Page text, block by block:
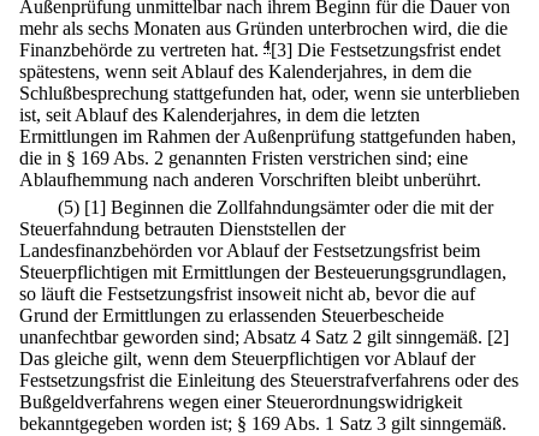
Außenprüfung unmittelbar nach ihrem Beginn für die Dauer von
mehr als sechs Monaten aus Gründen unterbrochen wird, die die
Finanzbehörde zu vertreten hat. 4[3] Die Festsetzungsfrist endet
spätestens, wenn seit Ablauf des Kalenderjahres, in dem die
Schlußbesprechung stattgefunden hat, oder, wenn sie unterblieben
ist, seit Ablauf des Kalenderjahres, in dem die letzten
Ermittlungen im Rahmen der Außenprüfung stattgefunden haben,
die in § 169 Abs. 2 genannten Fristen verstrichen sind; eine
Ablaufhemmung nach anderen Vorschriften bleibt unberührt.
(5) [1] Beginnen die Zollfahndungsämter oder die mit der
Steuerfahndung betrauten Dienststellen der
Landesfinanzbehörden vor Ablauf der Festsetzungsfrist beim
Steuerpflichtigen mit Ermittlungen der Besteuerungsgrundlagen,
so läuft die Festsetzungsfrist insoweit nicht ab, bevor die auf
Grund der Ermittlungen zu erlassenden Steuerbescheide
unanfechtbar geworden sind; Absatz 4 Satz 2 gilt sinngemäß. [2]
Das gleiche gilt, wenn dem Steuerpflichtigen vor Ablauf der
Festsetzungsfrist die Einleitung des Steuerstrafverfahrens oder des
Bußgeldverfahrens wegen einer Steuerordnungswidrigkeit
bekanntgegeben worden ist; § 169 Abs. 1 Satz 3 gilt sinngemäß.